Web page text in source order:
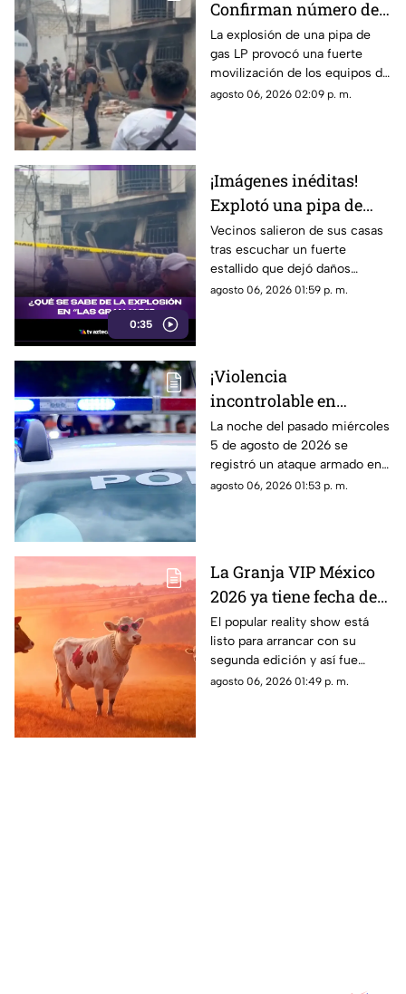
incidente de ciberseguridad.
Confirman número de
lesionados tras fuerte
explosión de pipa de
gas en colonia Las
Granjas
La explosión de una pipa de
gas LP provocó una fuerte
movilización de los equipos de
emergencia en Cuernavaca.
agosto 06, 2026 02:09 p. m.
0:35
¡Imágenes inéditas!
Explotó una pipa de
gas en colonia Las
Granjas de Cuernavaca
Vecinos salieron de sus casas
tras escuchar un fuerte
estallido que dejó daños
materiales y una intensa
y las rutas alternas para evitar
la zona.
agosto 06, 2026 01:59 p. m.
¡Violencia
incontrolable en
Morelos! Mujer resulta
lesionada durante
ataque armado en
Jiutepec
La noche del pasado miércoles
5 de agosto de 2026 se
registró un ataque armado en
el municipio de Jiutepec. El
agosto 06, 2026 01:53 p. m.
La Granja VIP México
2026 ya tiene fecha de
estreno; este es el
primer participante
confirmado
El popular reality show está
listo para arrancar con su
segunda edición y así fue
como anunciaron a su primer
agosto 06, 2026 01:49 p. m.